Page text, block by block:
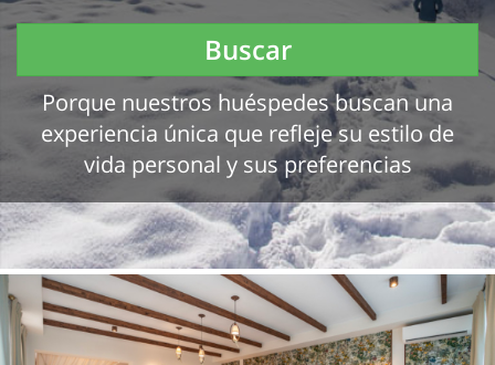
Buscar
Porque nuestros huéspedes buscan una
experiencia única que refleje su estilo de
vida personal y sus preferencias